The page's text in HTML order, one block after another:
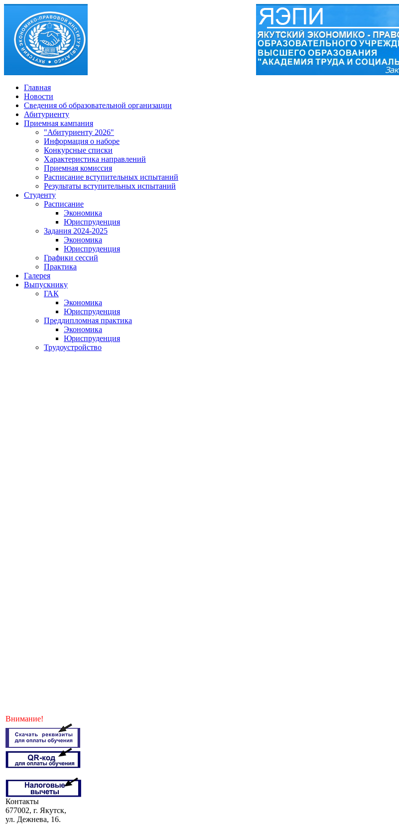
Главная
Новости
Сведения об образовательной организации
Абитуриенту
Приемная кампания
"Абитуриенту 2026"
Информация о наборе
Конкурсные списки
Характеристика направлений
Приемная комиссия
Расписание вступительных испытаний
Результаты вступительных испытаний
Студенту
Расписание
Экономика
Юриспруденция
Задания 2024-2025
Экономика
Юриспруденция
Графики сессий
Практика
Галерея
Выпускнику
ГАК
Экономика
Юриспруденция
Преддипломная практика
Экономика
Юриспруденция
Трудоустройство
Внимание!
Контакты
677002, г. Якутск,
ул. Дежнева, 16.